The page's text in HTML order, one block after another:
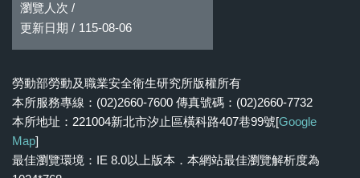
瀏覽人次 /
更新日期 / 115-08-06
勞動部勞動及職業安全衛生研究所版權所有
本所服務專線：(02)2660-7600 傳真號碼：(02)2660-7732
本所地址：221004新北市汐止區橫科路407巷99號[Google
Map]
最佳瀏覽環境：IE 8.0以上版本．本網站最佳瀏覽解析度為